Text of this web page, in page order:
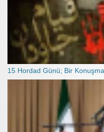
15 Hordad Günü; Bir